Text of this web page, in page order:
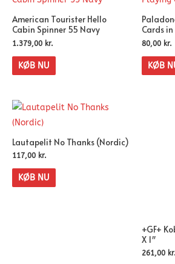
American Tourister Hello
Cabin Spinner 55 Navy
1.379,00 kr.
KØB NU
Cards
80,00 kr.
KØB
Lautapelit No Thanks (Nordic)
117,00 kr.
KØB NU
+GF+
X 1″
261,00 kr.